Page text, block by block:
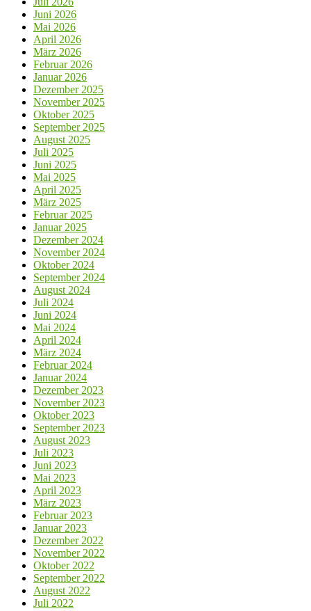
Juni 2026
Mai 2026
April 2026
März 2026
Februar 2026
Januar 2026
Dezember 2025
November 2025
Oktober 2025
September 2025
August 2025
Juli 2025
Juni 2025
Mai 2025
April 2025
März 2025
Februar 2025
Januar 2025
Dezember 2024
November 2024
Oktober 2024
September 2024
August 2024
Juli 2024
Juni 2024
Mai 2024
April 2024
März 2024
Februar 2024
Januar 2024
Dezember 2023
November 2023
Oktober 2023
September 2023
August 2023
Juli 2023
Juni 2023
Mai 2023
April 2023
März 2023
Februar 2023
Januar 2023
Dezember 2022
November 2022
Oktober 2022
September 2022
August 2022
Juli 2022